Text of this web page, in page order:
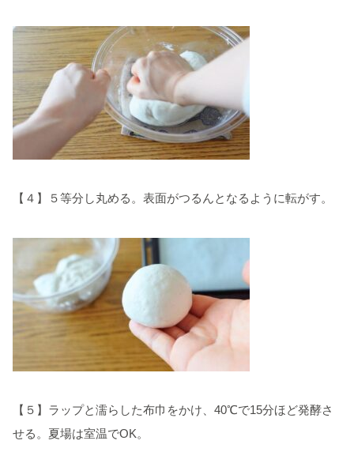
【４】５等分し丸める。表面がつるんとなるように転がす。
【５】ラップと濡らした布巾をかけ、40℃で15分ほど発酵さ
せる。夏場は室温でOK。